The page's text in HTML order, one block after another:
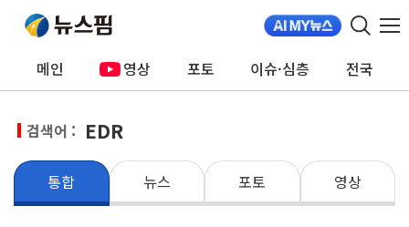
메인 영상 포토 이슈·심층 전국
검색어 : EDR
통합 뉴스 포토 영상